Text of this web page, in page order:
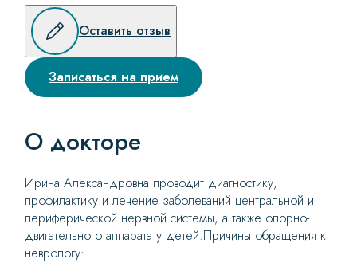
Записаться на прием
Оставить отзыв
О докторе
Ирина Александровна проводит диагностику,
профилактику и лечение заболеваний центральной и
периферической нервной системы, а также опорно-
двигательного аппарата у детей.Причины обращения к
неврологу: